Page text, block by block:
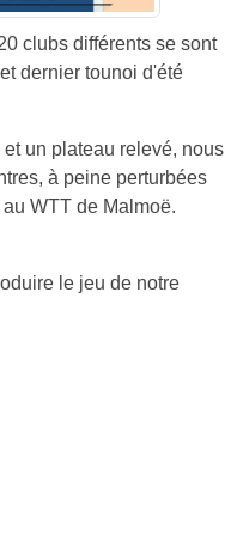
clubs différents se sont
dernier tounoi d'été
un plateau relevé, nous
à peine perturbées
WTT de Malmoë.
le jeu de notre